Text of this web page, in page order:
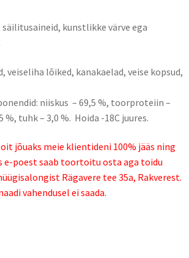
kunstlikke värve ega
veiseliha lõiked, kanakaelad, veise kopsud,
niiskus – 69,5 %, toorproteiin –
%, tuhk – 3,0 %. Hoida -18C juures.
jõuaks meie klientideni 100% jääs ning
e-poest saab toortoitu osta aga toidu
Rägavere tee 35a, Rakverest.
vahendusel ei saada.